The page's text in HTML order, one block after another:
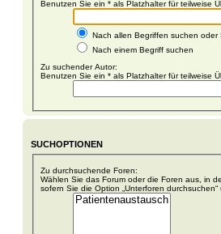
Benutzen Sie ein * als Platzhalter für teilweise
Nach allen Begriffen suchen
Nach einem Begriff suchen
Zu suchender Autor:
Benutzen Sie ein * als Platzhalter für teilweise
SUCHOPTIONEN
Zu durchsuchende Foren:
Wählen Sie das Forum oder die Foren aus, in
sofern Sie die Option „Unterforen